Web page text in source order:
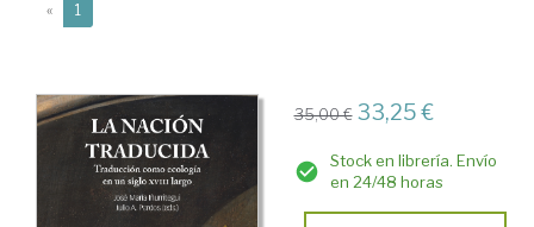
« 1
35,00 € 33,25 €
Stock en librería. Envío
en 24/48 horas